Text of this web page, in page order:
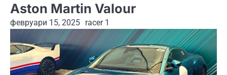
Aston Martin Valour
февруари 15, 2025 racer 1